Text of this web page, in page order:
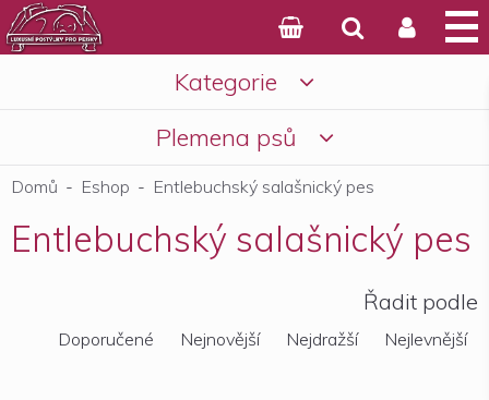

Košík


Kategorie

Plemena psů

Domů - Eshop - Entlebuchský salašnický pes
Entlebuchský salašnický pes
Řadit podle
Doporučené Nejnovější Nejdražší Nejlevnější